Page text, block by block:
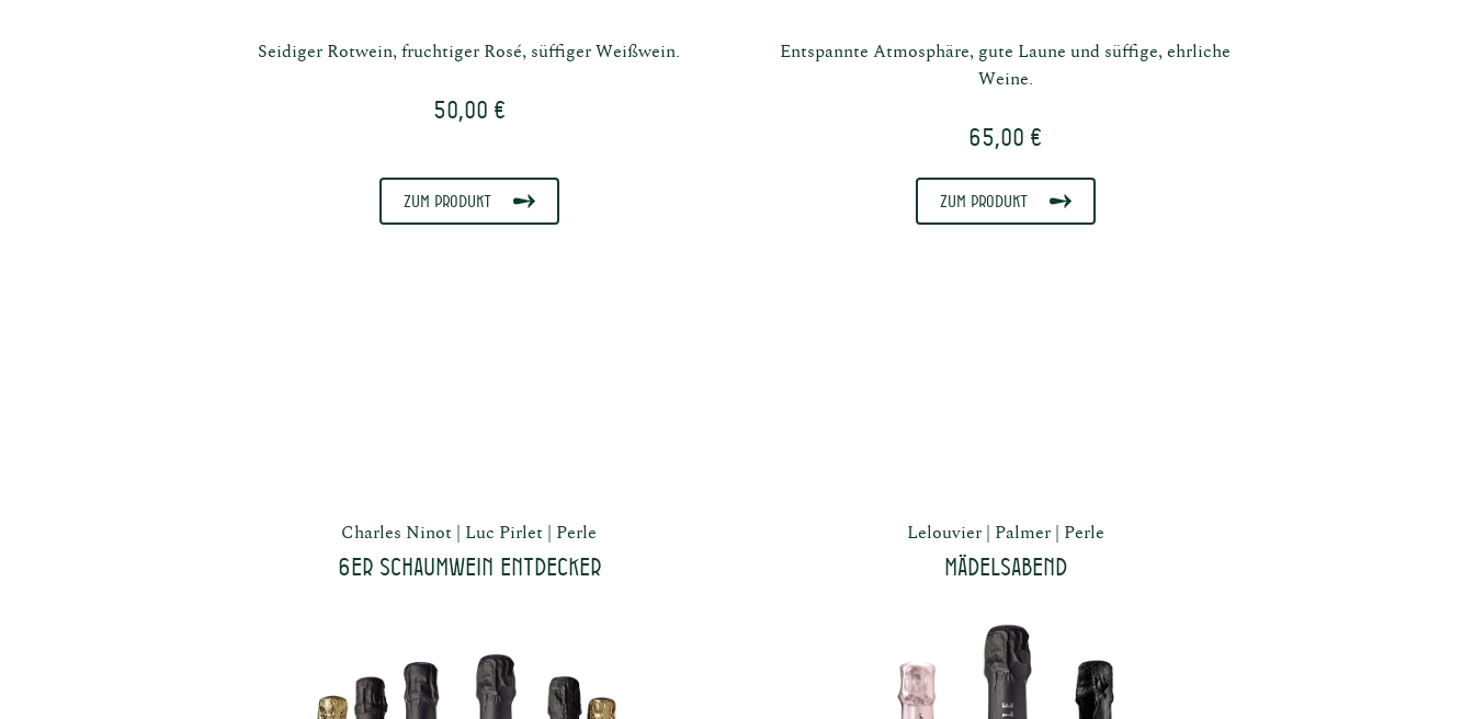
Seidiger Rotwein, fruchtiger Rosé, süffiger Weißwein.
50,00 €
Zum Produkt
Entspannte Atmosphäre, gute Laune und süffige, ehrliche
Weine.
65,00 €
Zum Produkt
Charles Ninot Luc Pirlet Perle
6er Schaumwein Entdecker
Lelouvier Palmer Perle
Mädelsabend